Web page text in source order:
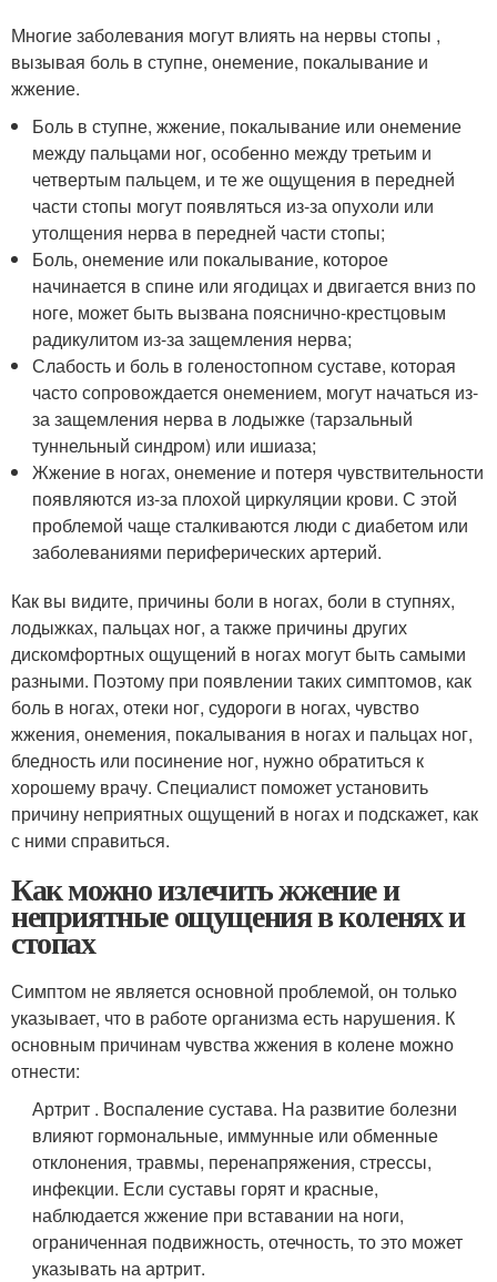
Многие заболевания могут влиять на нервы стопы ,
вызывая боль в ступне, онемение, покалывание и
жжение.
Боль в ступне, жжение, покалывание или онемение
между пальцами ног, особенно между третьим и
четвертым пальцем, и те же ощущения в передней
части стопы могут появляться из-за опухоли или
утолщения нерва в передней части стопы;
Боль, онемение или покалывание, которое
начинается в спине или ягодицах и двигается вниз по
ноге, может быть вызвана пояснично-крестцовым
радикулитом из-за защемления нерва;
Слабость и боль в голеностопном суставе, которая
часто сопровождается онемением, могут начаться из-
за защемления нерва в лодыжке (тарзальный
туннельный синдром) или ишиаза;
Жжение в ногах, онемение и потеря чувствительности
появляются из-за плохой циркуляции крови. С этой
проблемой чаще сталкиваются люди с диабетом или
заболеваниями периферических артерий.
Как вы видите, причины боли в ногах, боли в ступнях,
лодыжках, пальцах ног, а также причины других
дискомфортных ощущений в ногах могут быть самыми
разными. Поэтому при появлении таких симптомов, как
боль в ногах, отеки ног, судороги в ногах, чувство
жжения, онемения, покалывания в ногах и пальцах ног,
бледность или посинение ног, нужно обратиться к
хорошему врачу. Специалист поможет установить
причину неприятных ощущений в ногах и подскажет, как
с ними справиться.
Как можно излечить жжение и
неприятные ощущения в коленях и
стопах
Симптом не является основной проблемой, он только
указывает, что в работе организма есть нарушения. К
основным причинам чувства жжения в колене можно
отнести:
Артрит . Воспаление сустава. На развитие болезни
влияют гормональные, иммунные или обменные
отклонения, травмы, перенапряжения, стрессы,
инфекции. Если суставы горят и красные,
наблюдается жжение при вставании на ноги,
ограниченная подвижность, отечность, то это может
указывать на артрит.